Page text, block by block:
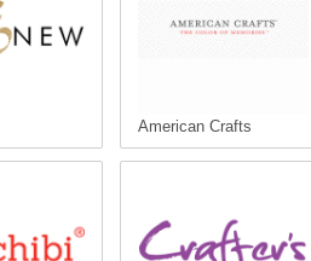
American Crafts